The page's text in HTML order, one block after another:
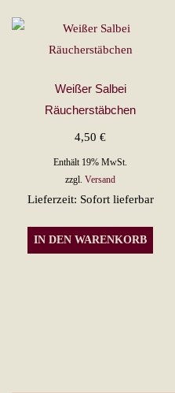
Weißer Salbei
Räucherstäbchen
4,50€
Enthält 19% MwSt.
zzgl.Versand
Lieferzeit: Sofort lieferbar
IN DEN WARENKORB